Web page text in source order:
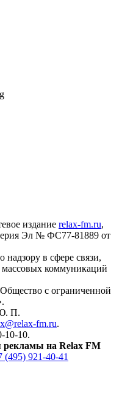
издание relax-fm.ru,
Эл № ФС77-81889 от
в сфере связи,
коммуникаций
Общество с ограниченной
П.
fm.ru.
10-10.
рекламы на Relax FM
(495) 921-40-41